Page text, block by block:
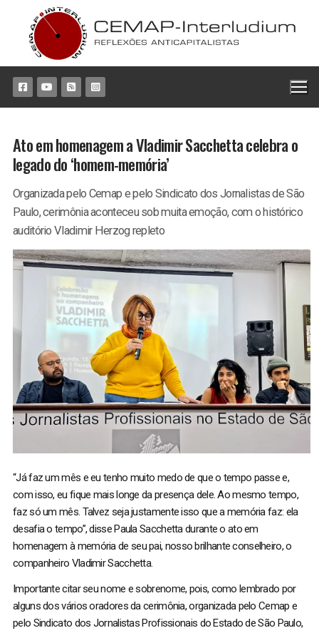
conteúdo
Ato em homenagem a Vladimir Sacchetta celebra o
legado do ‘homem-memória’
Organizada pelo Cemap e pelo Sindicato dos Jornalistas de São
Paulo, cerimônia aconteceu sob muita emoção, com o histórico
auditório Vladimir Herzog repleto
“Já faz um mês e eu tenho muito medo de que o tempo passe e,
com isso, eu fique mais longe da presença dele. Ao mesmo tempo,
faz só um mês. Talvez seja justamente isso que a memória faz: ela
desafia o tempo”, disse Paula Sacchetta durante o ato em
homenagem à memória de seu pai, nosso brilhante conselheiro, o
companheiro Vladimir Sacchetta.
Importante citar seu nome e sobrenome, pois, como lembrado por
alguns dos vários oradores da cerimônia, organizada pelo Cemap e
pelo Sindicato dos Jornalistas Profissionais do Estado de São Paulo,